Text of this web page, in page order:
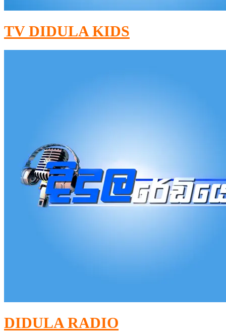
TV DIDULA KIDS
DIDULA RADIO